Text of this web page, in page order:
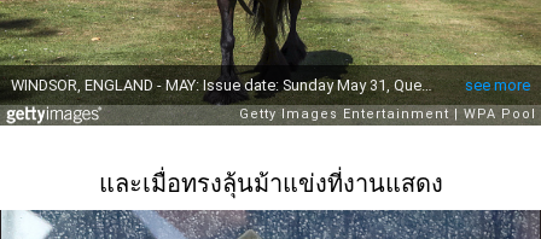
และเมื่อทรงลุ้นม้าแข่งที่งานแสดง